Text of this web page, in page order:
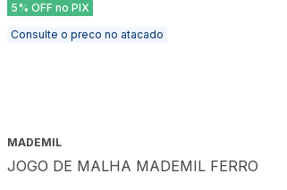
5% OFF no PIX
Consulte o preco no atacado
MADEMIL
JOGO DE MALHA MADEMIL FERRO